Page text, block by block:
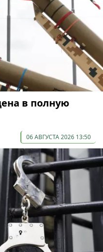
в полную
06 АВГУСТА 2026 13:50